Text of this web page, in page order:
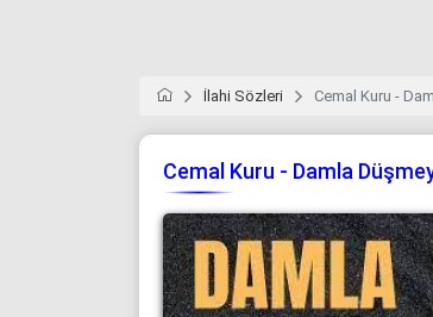
İlahi Sözleri Cemal Kuru -
Cemal Kuru - Damla